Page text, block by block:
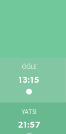
ÖĞLE
13:15
YATSI
21:57